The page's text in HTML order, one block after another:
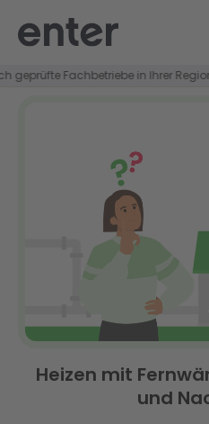
Fachbetriebe in Ihrer Region🏠
Heizen mit
und